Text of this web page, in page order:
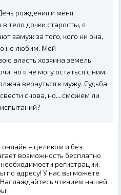
рождения и меня
тело дочки старосты, я
замуж за того, кого ни она,
не любим. Мой
власть хозяина земель,
но я не могу остаться с ним,
вернуться к мужу. Судьба
снова, но... сможем ли
– целиком и без
возможность бесплатно
регистрации.
по адресу! У нас вы можете
чтением нашей